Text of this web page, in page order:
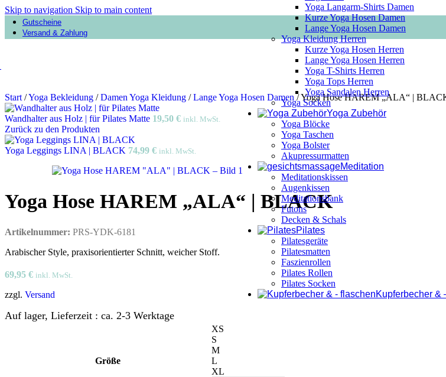
Skip to navigation Skip to main content
Gutscheine
Versand & Zahlung
Yoga Langarm-Shirts Damen
Kurze Yoga Hosen Damen
Lange Yoga Hosen Damen
Yoga Kleidung Herren
Kurze Yoga Hosen Herren
Lange Yoga Hosen Herren
Yoga T-Shirts Herren
Yoga Tops Herren
Yoga Sandalen Herren
Yoga Socken
Yoga Zubehör
Yoga Blöcke
Yoga Taschen
Yoga Bolster
Akupressurmatten
Meditation
Meditationskissen
Augenkissen
Meditationsbank
Futons
Decken & Schals
Pilates
Pilatesgeräte
Pilatesmatten
Faszienrollen
Pilates Rollen
Pilates Socken
Kupferbecher &
Start /Yoga Bekleidung / Damen Yoga Kleidung / Lange Yoga Hosen Damen/Yoga Hose HAREM „ALA“ |
Wandhalter aus Holz | für Pilates Matte 19,50 € inkl. MwSt.
Zurück zu den Produkten
Yoga Leggings LINA | BLACK 74,99 € inkl. MwSt.
Yoga Hose HAREM „ALA“ | BLACK
Artikelnummer: PRS-YDK-6181
Arabischer Style, praxisorientierter Schnitt, weicher Stoff.
69,95 € inkl. MwSt.
zzgl. Versand
Auf lager, Lieferzeit : ca. 2-3 Werktage
Größe
XS
S
M
L
XL